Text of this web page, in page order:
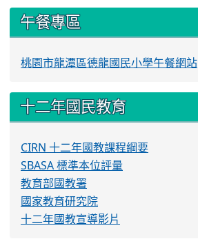
午餐專區
桃園市龍潭區德龍國民小學午餐網站
十二年國民教育
CIRN 十二年國教課程綱要
SBASA 標準本位評量
教育部國教署
國家教育研究院
十二年國教宣導影片